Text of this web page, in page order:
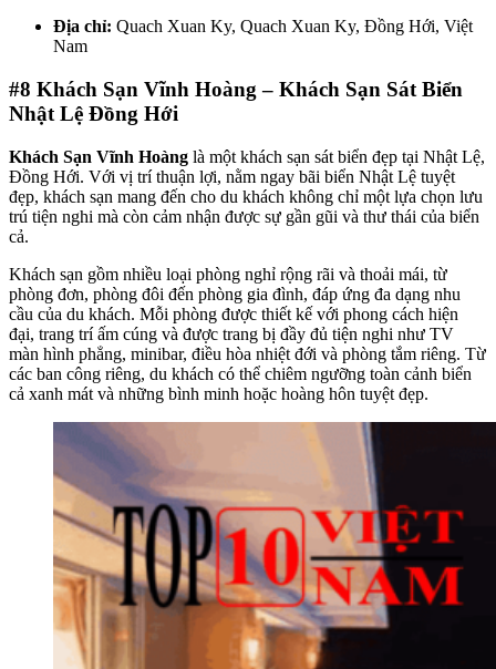
Địa chỉ: Quach Xuan Ky, Quach Xuan Ky, Ðồng Hới, Việt
Nam
#8 Khách Sạn Vĩnh Hoàng – Khách Sạn Sát Biển
Nhật Lệ Đồng Hới
Khách Sạn Vĩnh Hoàng là một khách sạn sát biển đẹp tại Nhật Lệ,
Đồng Hới. Với vị trí thuận lợi, nằm ngay bãi biển Nhật Lệ tuyệt
đẹp, khách sạn mang đến cho du khách không chỉ một lựa chọn lưu
trú tiện nghi mà còn cảm nhận được sự gần gũi và thư thái của biển
cả.
Khách sạn gồm nhiều loại phòng nghỉ rộng rãi và thoải mái, từ
phòng đơn, phòng đôi đến phòng gia đình, đáp ứng đa dạng nhu
cầu của du khách. Mỗi phòng được thiết kế với phong cách hiện
đại, trang trí ấm cúng và được trang bị đầy đủ tiện nghi như TV
màn hình phẳng, minibar, điều hòa nhiệt đới và phòng tắm riêng. Từ
các ban công riêng, du khách có thể chiêm ngưỡng toàn cảnh biển
cả xanh mát và những bình minh hoặc hoàng hôn tuyệt đẹp.